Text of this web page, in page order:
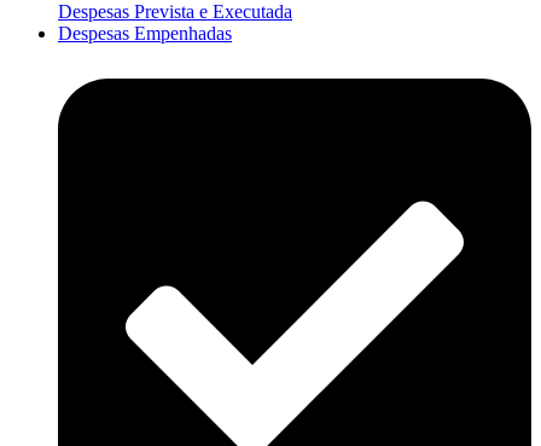
Despesas Prevista e Executada
Despesas Empenhadas